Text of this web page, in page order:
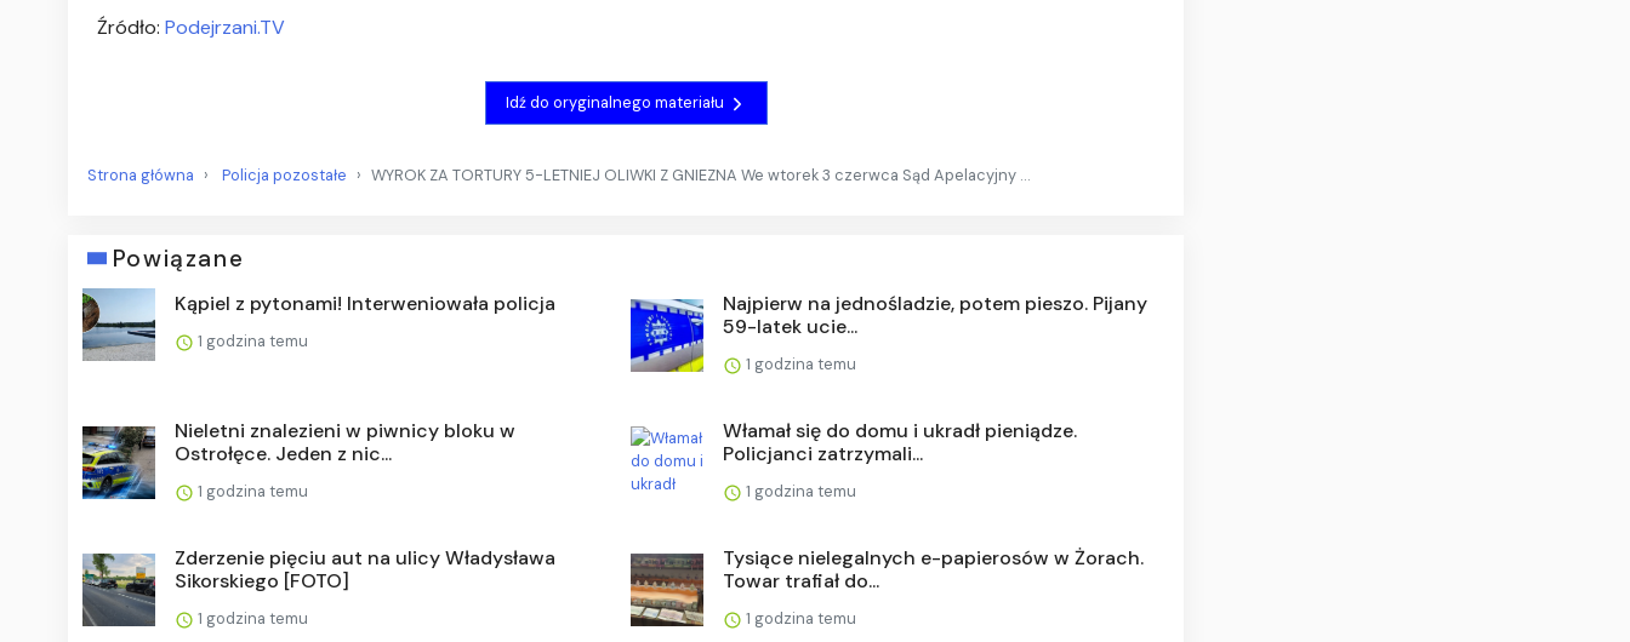
Źródło: Podejrzani.TV
Idź do oryginalnego materiału
Strona główna Policja pozostałe WYROK ZA TORTURY 5-LETNIEJ OLIWKI Z GNIEZNA We wtorek 3 czerwca Sąd Apelacyjny …
Powiązane
Kąpiel z pytonami! Interweniowała policja
1 godzina temu
Najpierw na jednośladzie, potem pieszo. Pijany
59-latek ucie...
1 godzina temu
Nieletni znalezieni w piwnicy bloku w
Ostrołęce. Jeden z nic...
1 godzina temu
Włamał się do domu i ukradł pieniądze.
Policjanci zatrzymali...
1 godzina temu
Zderzenie pięciu aut na ulicy Władysława
Sikorskiego [FOTO]
1 godzina temu
Tysiące nielegalnych e-papierosów w Żorach.
Towar trafiał do...
1 godzina temu